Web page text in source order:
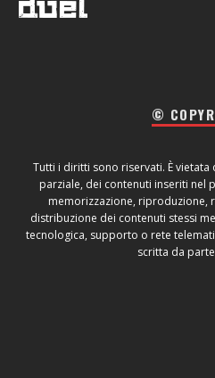
©
Tutti i diritti sono riservati. È
parziale, dei contenuti inseriti nel
memorizzazione, riproduzione,
distribuzione dei contenuti stessi
tecnologica, supporto o rete
scritta da